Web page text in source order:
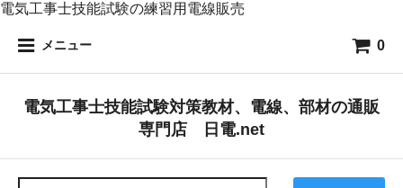
電気工事士技能試験の練習用電線販売
メニュー 0
電気工事士技能試験対策教材、電線、部材の通販
専門店 日電.net